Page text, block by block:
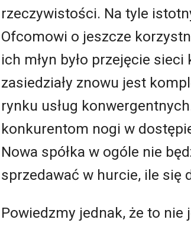
rzeczywistości. Na tyle
Ofcomowi o jeszcze
ich młyn było przejęcie
zasiedziały znowu jest
rynku usług
konkurentom nogi w
Nowa spółka w ogóle nie
sprzedawać w hurcie, ile się
Powiedzmy jednak, że to